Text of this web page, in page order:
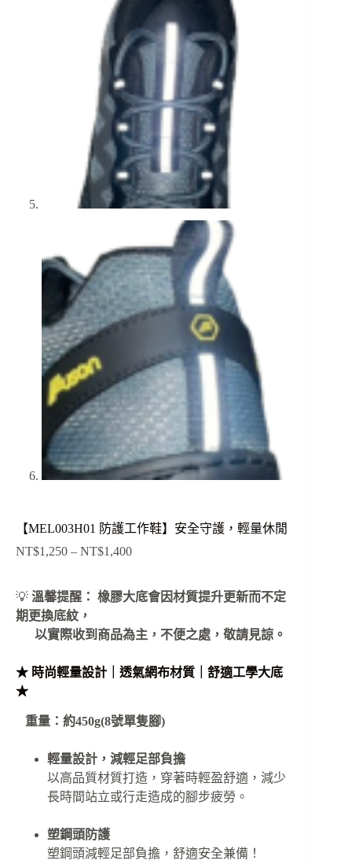
【MEL003H01 防護工作鞋】安全守護，輕量休閒
NT$1,250 – NT$1,400價
範
NT$1,250
到
💡 溫馨提醒： 橡膠大底會因材質提升更新而不定
期更換底紋，
以實際收到商品為主， 不便之處，敬請見諒。
★ 時尚輕量設計｜透氣網布材質｜舒適工學大底
★
重量：約450g(8號單隻腳)
輕量設計，減輕足部負擔
以高品質材質打造，穿著時輕盈舒適，減少
長時間站立或行走造成的腳步疲勞。
塑鋼頭防護
塑鋼頭減輕足部負擔，舒適安全兼備！